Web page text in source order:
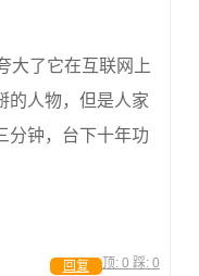
大了它在互联网上
的人物，但是人家
分钟，台下十年功
顶: 0 踩: 0
回复